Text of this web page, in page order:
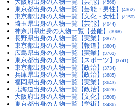
大阪府出身の人物一覧【芸能】 (4566)
東京都出身の人物一覧【芸能・男性】 (4362)
東京都出身の人物一覧【文化・女性】 (4150)
埼玉県出身の人物一覧【芸能】 (4044)
神奈川県出身の人物一覧【芸能】 (3968)
長野県出身の人物一覧【実業】 (3877)
東京都出身の人物一覧【報道】 (3804)
広島県出身の人物一覧【実業】 (3763)
東京都出身の人物一覧【スポーツ】 (3741)
東京都出身の人物一覧【政治】 (3734)
兵庫県出身の人物一覧【政治】 (3685)
福岡県出身の人物一覧【実業】 (3643)
北海道出身の人物一覧【政治】 (3628)
大阪府出身の人物一覧【文化】 (3508)
東京都出身の人物一覧【学術】 (3486)